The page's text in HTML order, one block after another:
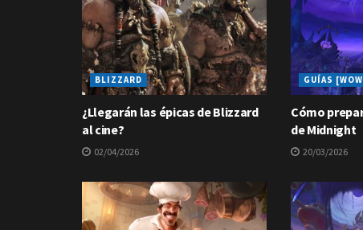
BLIZZARD
¿Llegarán las épicas de Blizzard
al cine?
02/04/2026
GUÍAS
Cómo
de Midnight
20/03/2026